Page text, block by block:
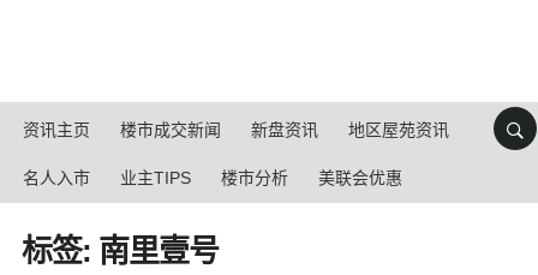
资讯主页 楼市成交新闻 新盘资讯 地区屋苑资讯
名人入市 业主TIPS 楼市分析 美联会优惠
标签: 南里壹号